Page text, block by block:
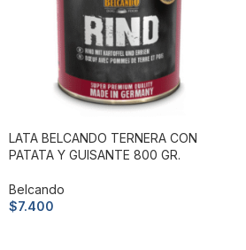
LATA BELCANDO TERNERA CON
PATATA Y GUISANTE 800 GR.
Belcando
$7.400